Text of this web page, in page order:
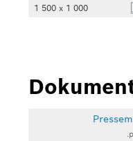
1 500 x 1 000